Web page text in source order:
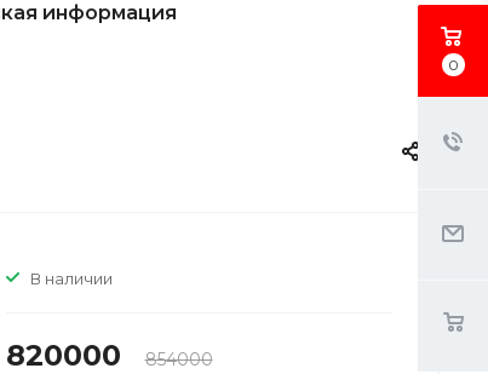
информация
В наличии
820000 854000
0